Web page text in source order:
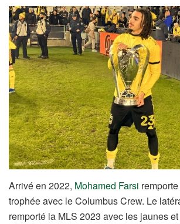
Arrivé en 2022, Mohamed Farsi
trophée avec le Columbus Crew. Le
remporté la MLS 2023 avec les jaunes